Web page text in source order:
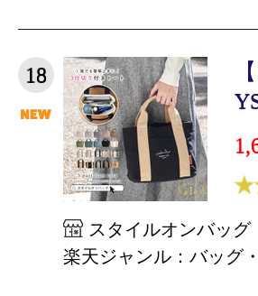
18
スタイルオンバッグ
楽天ジャンル：バッグ